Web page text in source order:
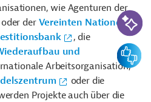
wie Agenturen der
oder der Vereinten Nationen
, die
und
Arbeitsorganisation,
oder die
Projekte auch über die
KI-